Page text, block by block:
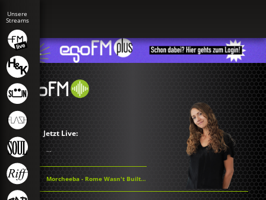
Jetzt Live:
...
Morcheeba - Rome Wasn't Built In a Day